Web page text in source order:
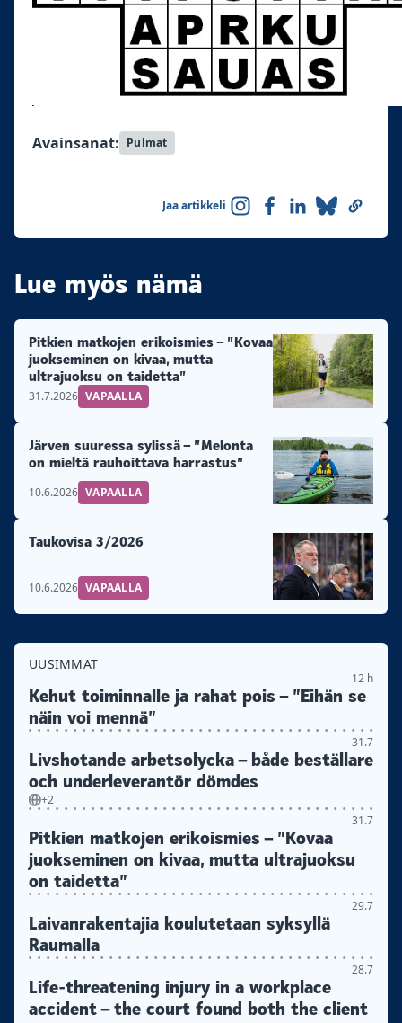
Avainsanat: Pulmat
Jaa artikkeli
Lue myös nämä
Pitkien matkojen erikoismies – ”Kovaa
juokseminen on kivaa, mutta
ultrajuoksu on taidetta”
31.7.2026 VAPAALLA
Järven suuressa sylissä – ”Melonta
on mieltä rauhoittava harrastus”
10.6.2026 VAPAALLA
Taukovisa 3/2026
10.6.2026 VAPAALLA
UUSIMMAT
12 h
Kehut toiminnalle ja rahat pois – ”Eihän se
näin voi mennä”
31.7
Livshotande arbetsolycka – både beställare
och underleverantör dömdes
+2
31.7
Pitkien matkojen erikoismies – ”Kovaa
juokseminen on kivaa, mutta ultrajuoksu
on taidetta”
29.7
Laivanrakentajia koulutetaan syksyllä
Raumalla
28.7
Life-threatening injury in a workplace
accident – the court found both the client